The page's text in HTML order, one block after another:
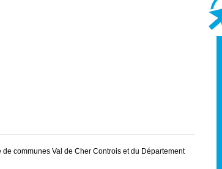
communes Val de Cher Controis et du Département